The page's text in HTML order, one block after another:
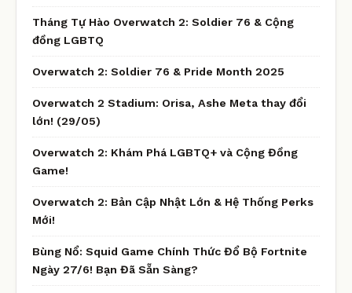
Tháng Tự Hào Overwatch 2: Soldier 76 & Cộng
đồng LGBTQ
Overwatch 2: Soldier 76 & Pride Month 2025
Overwatch 2 Stadium: Orisa, Ashe Meta thay đổi
lớn! (29/05)
Overwatch 2: Khám Phá LGBTQ+ và Cộng Đồng
Game!
Overwatch 2: Bản Cập Nhật Lớn & Hệ Thống Perks
Mới!
Bùng Nổ: Squid Game Chính Thức Đổ Bộ Fortnite
Ngày 27/6! Bạn Đã Sẵn Sàng?